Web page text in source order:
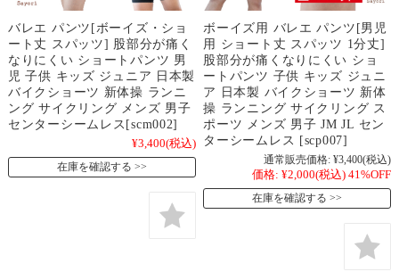
バレエ パンツ[ボーイズ・ショ
ート丈 スパッツ] 股部分が痛く
なりにくい ショートパンツ 男
児 子供 キッズ ジュニア 日本製
バイクショーツ 新体操 ランニ
ング サイクリング メンズ 男子
センターシームレス[scm002]
¥3,400(税込)
在庫を確認する
ボーイズ用 バレエ パンツ[男児
用 ショート丈 スパッツ 1分丈]
股部分が痛くなりにくい ショ
ートパンツ 子供 キッズ ジュニ
ア 日本製 バイクショーツ 新体
操 ランニング サイクリング ス
ポーツ メンズ 男子 JM JL セン
ターシームレス [scp007]
通常販売価格: ¥3,400(税込)
価格: ¥2,000(税込) 41%OFF
在庫を確認する